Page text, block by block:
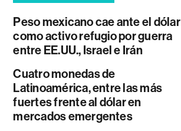
Peso mexicano cae ante el dólar
como activo refugio por guerra
entre EE.UU., Israel e Irán
Cuatro monedas de
Latinoamérica, entre las más
fuertes frente al dólar en
mercados emergentes